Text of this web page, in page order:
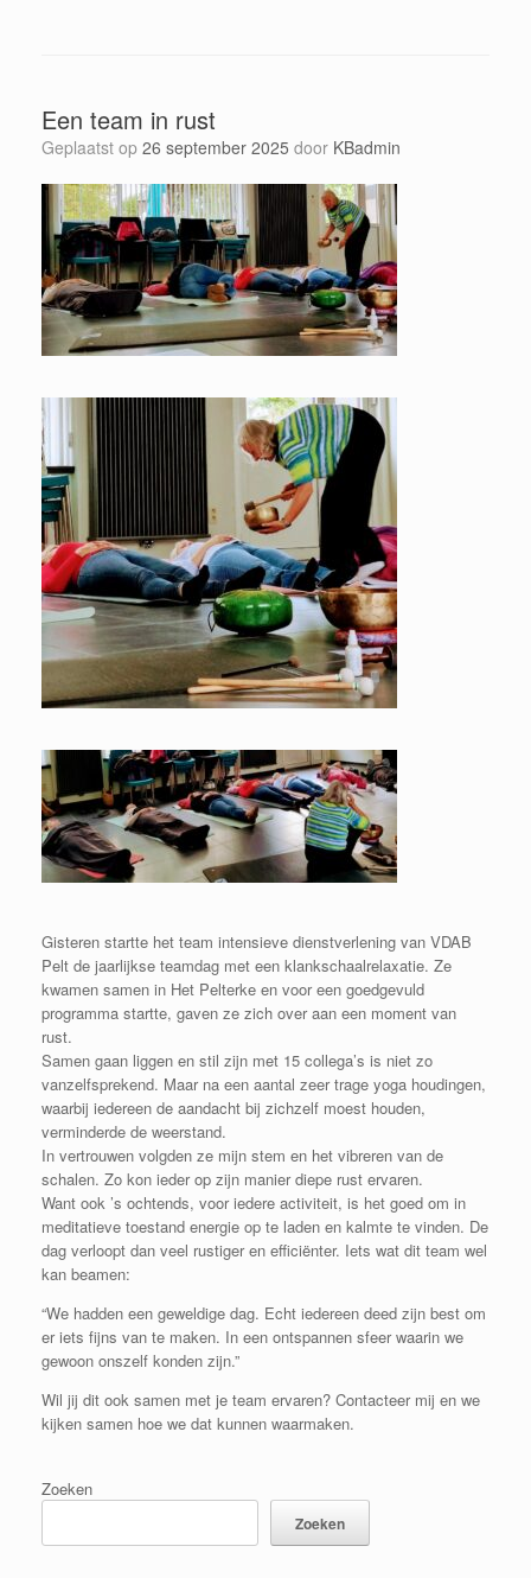
Een team in rust
Geplaatst op 26 september 2025 door KBadmin
Gisteren startte het team intensieve dienstverlening van VDAB
Pelt de jaarlijkse teamdag met een klankschaalrelaxatie. Ze
kwamen samen in Het Pelterke en voor een goedgevuld
programma startte, gaven ze zich over aan een moment van
rust.
Samen gaan liggen en stil zijn met 15 collega’s is niet zo
vanzelfsprekend. Maar na een aantal zeer trage yoga houdingen,
waarbij iedereen de aandacht bij zichzelf moest houden,
verminderde de weerstand.
In vertrouwen volgden ze mijn stem en het vibreren van de
schalen. Zo kon ieder op zijn manier diepe rust ervaren.
Want ook ’s ochtends, voor iedere activiteit, is het goed om in
meditatieve toestand energie op te laden en kalmte te vinden. De
dag verloopt dan veel rustiger en efficiënter. Iets wat dit team wel
kan beamen:
“We hadden een geweldige dag. Echt iedereen deed zijn best om
er iets fijns van te maken. In een ontspannen sfeer waarin we
gewoon onszelf konden zijn.”
Wil jij dit ook samen met je team ervaren? Contacteer mij en we
kijken samen hoe we dat kunnen waarmaken.
Zoeken
Zoeken